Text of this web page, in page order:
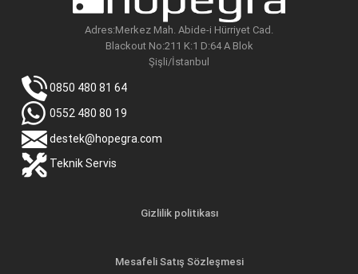
Adres:Merkez Mah. Abide-i Hürriyet Cad.
Blackout No:211 K:1 D:64 A Blok
Şişli/İstanbul
0850 480 81 64
0552 480 80 19
destek@hopegra.com
Teknik Servis
Gizlilik politikası
Mesafeli Satış Sözleşmesi